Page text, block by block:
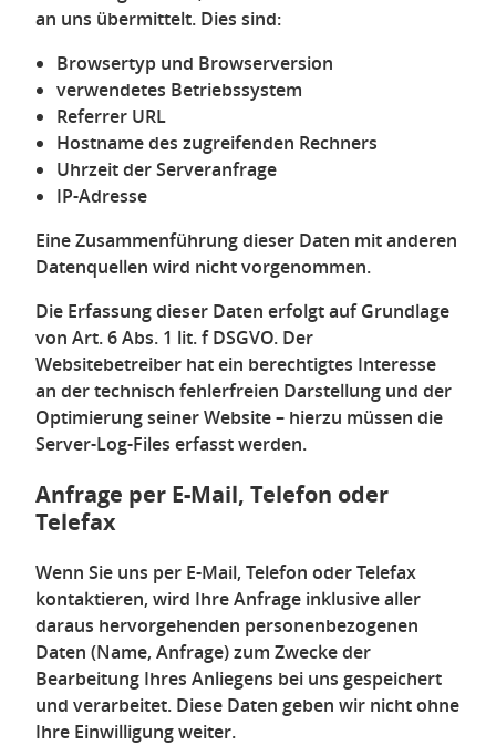
an uns übermittelt. Dies sind:
Browsertyp und Browserversion
verwendetes Betriebssystem
Referrer URL
Hostname des zugreifenden Rechners
Uhrzeit der Serveranfrage
IP-Adresse
Eine Zusammenführung dieser Daten mit anderen
Datenquellen wird nicht vorgenommen.
Die Erfassung dieser Daten erfolgt auf Grundlage
von Art. 6 Abs. 1 lit. f DSGVO. Der
Websitebetreiber hat ein berechtigtes Interesse
an der technisch fehlerfreien Darstellung und der
Optimierung seiner Website – hierzu müssen die
Server-Log-Files erfasst werden.
Anfrage per E-Mail, Telefon oder
Telefax
Wenn Sie uns per E-Mail, Telefon oder Telefax
kontaktieren, wird Ihre Anfrage inklusive aller
daraus hervorgehenden personenbezogenen
Daten (Name, Anfrage) zum Zwecke der
Bearbeitung Ihres Anliegens bei uns gespeichert
und verarbeitet. Diese Daten geben wir nicht ohne
Ihre Einwilligung weiter.